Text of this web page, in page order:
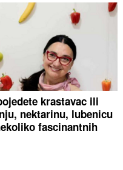
krastavac ili
nektarinu, lubenicu
fascinantnih